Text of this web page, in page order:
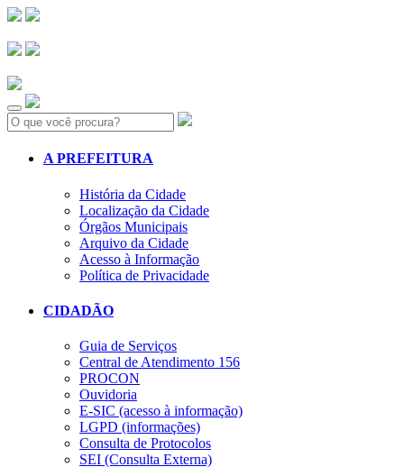
Search:
A PREFEITURA
História da Cidade
Localização da Cidade
Órgãos Municipais
Arquivo da Cidade
Acesso à Informação
Política de Privacidade
CIDADÃO
Guia de Serviços
Central de Atendimento 156
PROCON
Ouvidoria
E-SIC (acesso à informação)
LGPD (informações)
Consulta de Protocolos
SEI (Consulta Externa)